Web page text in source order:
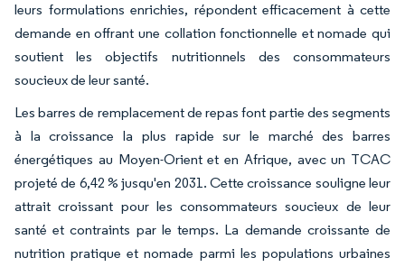
leurs formulations enrichies, répondent efficacement à cette
demande en offrant une collation fonctionnelle et nomade qui
soutient les objectifs nutritionnels des consommateurs
soucieux de leur santé.
Les barres de remplacement de repas font partie des segments
à la croissance la plus rapide sur le marché des barres
énergétiques au Moyen-Orient et en Afrique, avec un TCAC
projeté de 6,42 % jusqu'en 2031. Cette croissance souligne leur
attrait croissant pour les consommateurs soucieux de leur
santé et contraints par le temps. La demande croissante de
nutrition pratique et nomade parmi les populations urbaines